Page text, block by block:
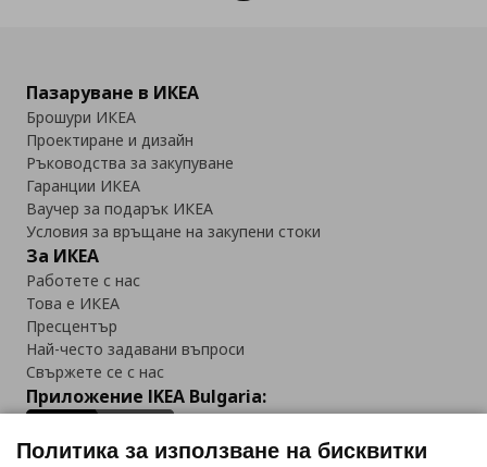
Пазаруване в ИКЕА
Брошури ИКЕА
Проектиране и дизайн
Ръководства за закупуване
Гаранции ИКЕА
Ваучер за подарък ИКЕА
Условия за връщане на закупени стоки
За ИКЕА
Работете с нас
Това е ИКЕА
Пресцентър
Най-често задавани въпроси
Свържете се с нас
Приложение IKEA Bulgaria:
Политика за използване на бисквитки